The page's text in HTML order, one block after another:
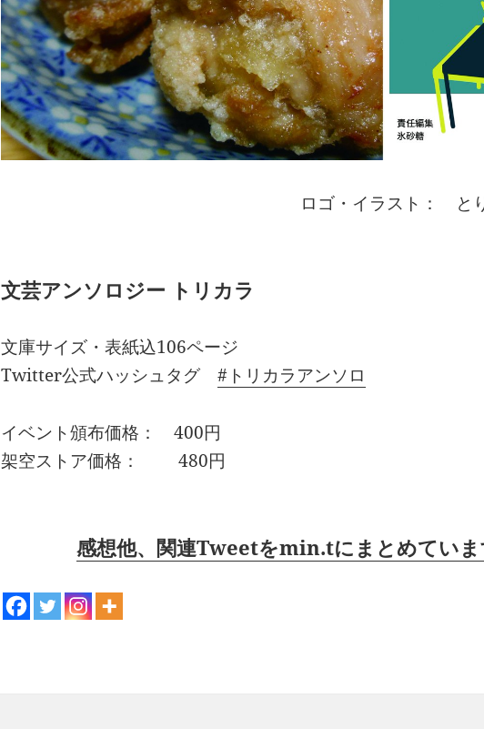
ロゴ・イラスト： と
文芸アンソロジー トリカラ
文庫サイズ・表紙込106ページ
Twitter公式ハッシュタグ#トリカラアンソロ
イベント頒布価格： 400円
架空ストア価格： 480円
感想他、関連Tweetをmin.tにまとめてい